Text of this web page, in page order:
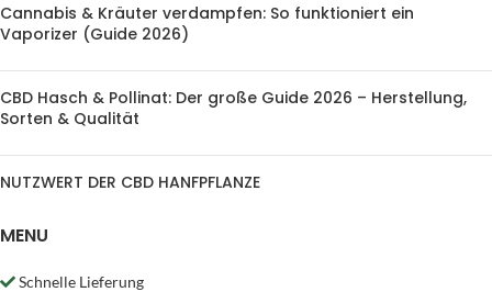
Cannabis & Kräuter verdampfen: So funktioniert ein
Vaporizer (Guide 2026)
CBD Hasch & Pollinat: Der große Guide 2026 – Herstellung,
Sorten & Qualität
NUTZWERT DER CBD HANFPFLANZE
MENU
Schnelle Lieferung